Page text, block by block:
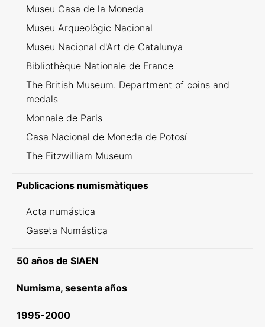
Museu Casa de la Moneda
Museu Arqueològic Nacional
Museu Nacional d'Art de Catalunya
Bibliothèque Nationale de France
The British Museum. Department of coins and
medals
Monnaie de Paris
Casa Nacional de Moneda de Potosí
The Fitzwilliam Museum
Publicacions numismàtiques
Acta numástica
Gaseta Numástica
50 años de SIAEN
Numisma, sesenta años
1995-2000